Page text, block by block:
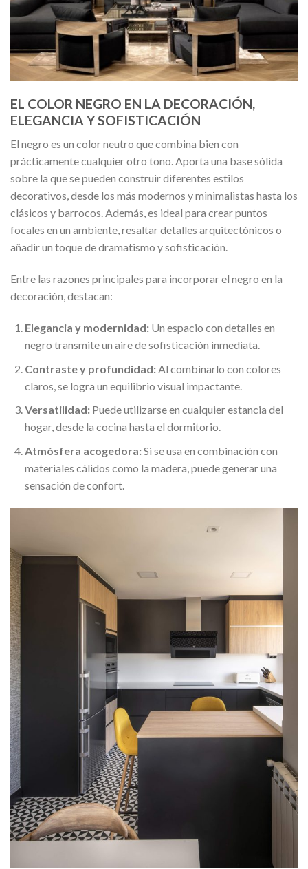
EL COLOR NEGRO EN LA DECORACIÓN,
ELEGANCIA Y SOFISTICACIÓN
El negro es un color neutro que combina bien con
prácticamente cualquier otro tono. Aporta una base sólida
sobre la que se pueden construir diferentes estilos
decorativos, desde los más modernos y minimalistas hasta los
clásicos y barrocos. Además, es ideal para crear puntos
focales en un ambiente, resaltar detalles arquitectónicos o
añadir un toque de dramatismo y sofisticación.
Entre las razones principales para incorporar el negro en la
decoración, destacan:
Elegancia y modernidad:Un espacio con detalles en
negro transmite un aire de sofisticación inmediata.
Contraste y profundidad:Al combinarlo con colores
claros, se logra un equilibrio visual impactante.
Versatilidad:Puede utilizarse en cualquier estancia del
hogar, desde la cocina hasta el dormitorio.
Atmósfera acogedora:Si se usa en combinación con
materiales cálidos como la madera, puede generar una
sensación de confort.